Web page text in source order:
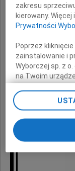
zakresu
kierowany.
Prywatności
Poprzez
zainstalowanie i
Wyborczej sp. z
na Twoim
ponownie
preferencjami
przechodząc do
Zmiana ustawień